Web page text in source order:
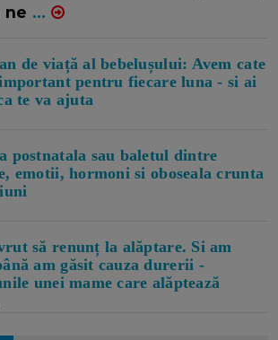
ne ...
de viață al bebelușului: Avem cate
pentru fiecare luna - si ai
te va ajuta
postnatala sau baletul dintre
emotii, hormoni si oboseala crunta
să renunț la alăptare. Si am
am găsit cauza durerii -
unei mame care alăptează